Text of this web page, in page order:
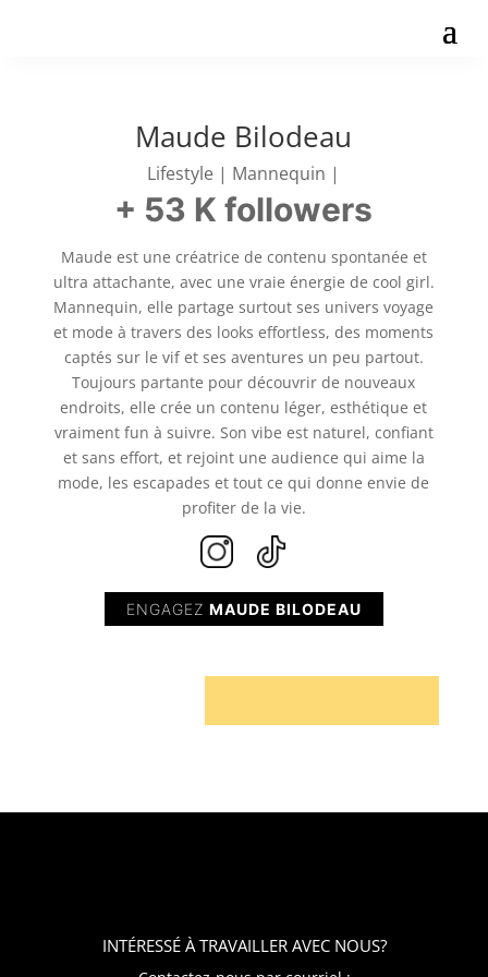
Maude Bilodeau
Lifestyle | Mannequin |
+ 53 K followers
Maude est une créatrice de contenu spontanée et
ultra attachante, avec une vraie énergie de cool girl.
Mannequin, elle partage surtout ses univers voyage
et mode à travers des looks effortless, des moments
captés sur le vif et ses aventures un peu partout.
Toujours partante pour découvrir de nouveaux
endroits, elle crée un contenu léger, esthétique et
vraiment fun à suivre. Son vibe est naturel, confiant
et sans effort, et rejoint une audience qui aime la
mode, les escapades et tout ce qui donne envie de
profiter de la vie.
ENGAGEZ MAUDE BILODEAU
INTÉRESSÉ À TRAVAILLER AVEC NOUS?​